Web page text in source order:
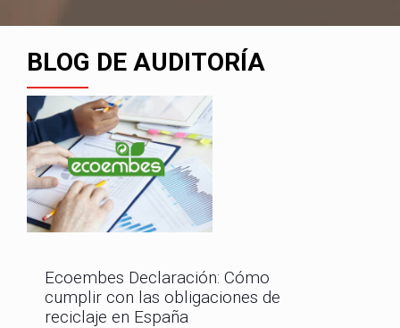
BLOG DE AUDITORÍA
Ecoembes Declaración: Cómo
cumplir con las obligaciones de
reciclaje en España